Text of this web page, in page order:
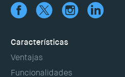
Características
Ventajas
Funcionalidades